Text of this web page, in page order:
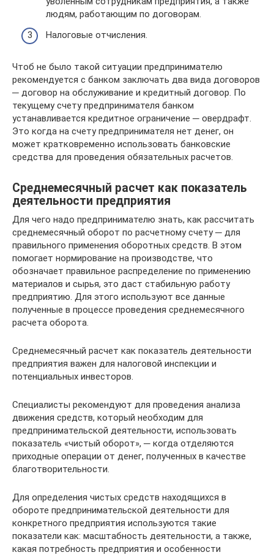
людям, работающим по договорам.
Налоговые отчисления.
Чтоб не было такой ситуации предпринимателю
рекомендуется с банком заключать два вида договоров
─ договор на обслуживание и кредитный договор. По
текущему счету предпринимателя банком
устанавливается кредитное ограничение ─ овердрафт.
Это когда на счету предпринимателя нет денег, он
может кратковременно использовать банковские
средства для проведения обязательных расчетов.
Среднемесячный расчет как показатель
деятельности предприятия
Для чего надо предпринимателю знать, как рассчитать
среднемесячный оборот по расчетному счету ─ для
правильного применения оборотных средств. В этом
помогает нормирование на производстве, что
обозначает правильное распределение по применению
материалов и сырья, это даст стабильную работу
предприятию. Для этого используют все данные
полученные в процессе проведения среднемесячного
расчета оборота.
Среднемесячный расчет как показатель деятельности
предприятия важен для налоговой инспекции и
потенциальных инвесторов.
Специалисты рекомендуют для проведения анализа
движения средств, который необходим для
предпринимательской деятельности, использовать
показатель «чистый оборот», ─ когда отделяются
приходные операции от денег, полученных в качестве
благотворительности.
Для определения чистых средств находящихся в
обороте предпринимательской деятельности для
конкретного предприятия используются такие
показатели как: масштабность деятельности, а также,
какая потребность предприятия и особенности